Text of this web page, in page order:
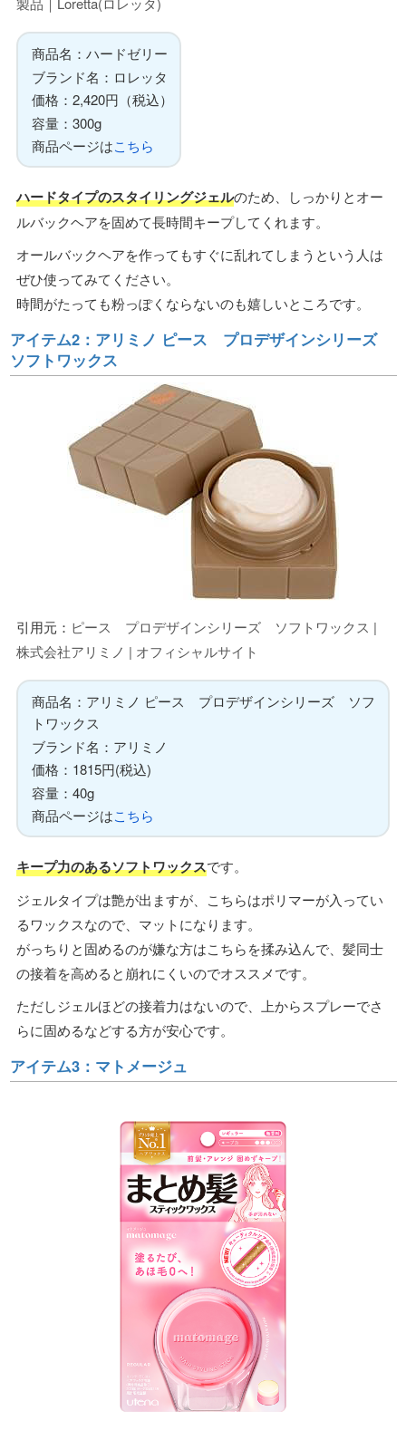
商品名：ハードゼリー
ブランド名：ロレッタ
価格：2,420円（税込）
容量：300g
商品ページはこちら
ハードタイプのスタイリングジェルのため、しっかりとオー
ルバックヘアを固めて長時間キープしてくれます。
オールバックヘアを作ってもすぐに乱れてしまうという人は
ぜひ使ってみてください。
時間がたっても粉っぽくならないのも嬉しいところです。
アイテム2：アリミノ ピース プロデザインシリーズ
ソフトワックス
引用元： ピース プロデザインシリーズ ソフトワックス |
株式会社アリミノ | オフィシャルサイト
商品名：アリミノ ピース プロデザインシリーズ ソフ
トワックス
ブランド名：アリミノ
価格：1815円(税込)
容量：40g
商品ページはこちら
キープ力のあるソフトワックスです。
ジェルタイプは艶が出ますが、こちらはポリマーが入ってい
るワックスなので、マットになります。
がっちりと固めるのが嫌な方はこちらを揉み込んで、髪同士
の接着を高めると崩れにくいのでオススメです。
ただしジェルほどの接着力はないので、上からスプレーでさ
らに固めるなどする方が安心です。
アイテム3：マトメージュ